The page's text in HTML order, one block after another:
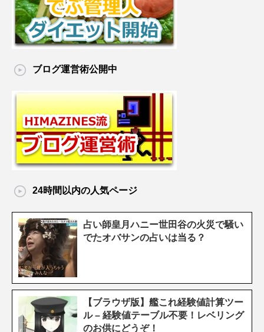
ブログ運営術公開中
24時間以内の人気ページ
占い師皇月ハニー世田谷の火災で騒い
でたオバサンの占いは当る？
【ブラウザ版】艦これ経験値計算ツー
ル – 経験値テーブル不要！レベリング
のお供にどうぞ！